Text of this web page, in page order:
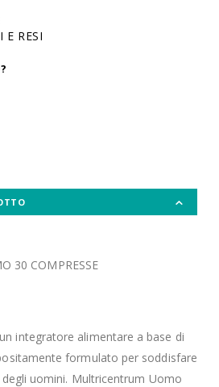
E RESI
30 COMPRESSE
integratore alimentare a base di
formulato per soddisfare
uomini. Multricentrum Uomo